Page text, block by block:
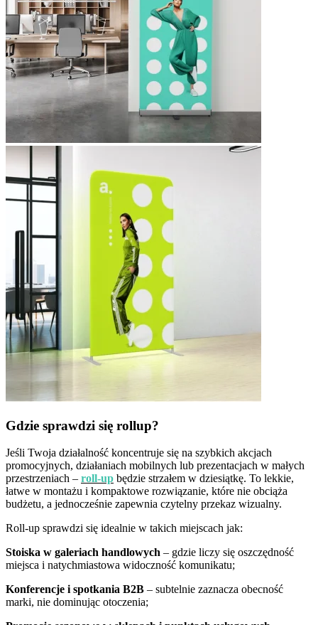
Gdzie sprawdzi się rollup?
Jeśli Twoja działalność koncentruje się na szybkich akcjach
promocyjnych, działaniach mobilnych lub prezentacjach w małych
przestrzeniach – roll-up będzie strzałem w dziesiątkę. To lekkie,
łatwe w montażu i kompaktowe rozwiązanie, które nie obciąża
budżetu, a jednocześnie zapewnia czytelny przekaz wizualny.
Roll-up sprawdzi się idealnie w takich miejscach jak:
Stoiska w galeriach handlowych – gdzie liczy się oszczędność
miejsca i natychmiastowa widoczność komunikatu;
Konferencje i spotkania B2B – subtelnie zaznacza obecność
marki, nie dominując otoczenia;